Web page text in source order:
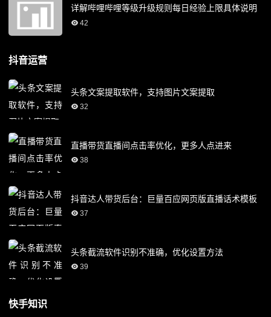
详解哔哩哔哩等级升级规则每日经验上限具体说明
42
抖音运营
头条文案提取软件，支持图片文案提取
32
直播带货直播间点击率优化，更多人点进来
38
抖音达人带货后台：巨量百应网页版直播话术模板
37
头条截流软件识别不准确，优化设置方法
39
快手知识